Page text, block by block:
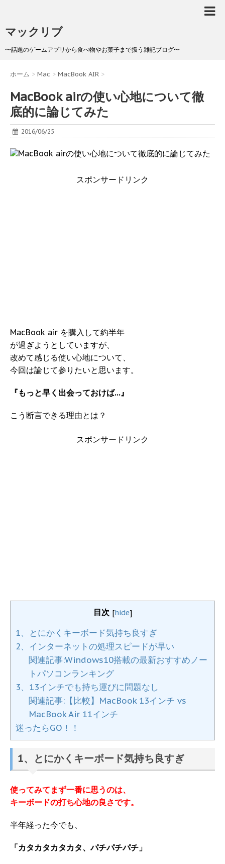
マックリブ
〜話題のゲームアプリから食べ物やお菓子まで扱う雑記ブログ〜
ホーム > Mac > MacBook AIR >
MacBook airの使い心地について徹
底的に論じてみた
2016/06/25
スポンサードリンク
MacBook air を購入して約半年
が過ぎようとしていますが、
改めて感じる使い心地について、
今回は論じて参りたいと思います。
『もっと早く出会っておけば…』
こう断言できる理由とは？
スポンサードリンク
目次 [hide]
1、とにかくキーボード気持ち良すぎ
2、インターネットの処理スピードが早い
関連記事:Windows10搭載の最新おすすめノー
トパソコンランキング
3、13インチでも持ち運びに問題なし
関連記事:【比較】MacBook 13インチ vs
MacBook Air 11インチ
迷ったらGO！！
1、とにかくキーボード気持ち良すぎ
使ってみてまず一番に思うのは、
キーボードの打ち心地の良さです。
半年経った今でも、
「カタカタカタカタ、パチパチパチ」